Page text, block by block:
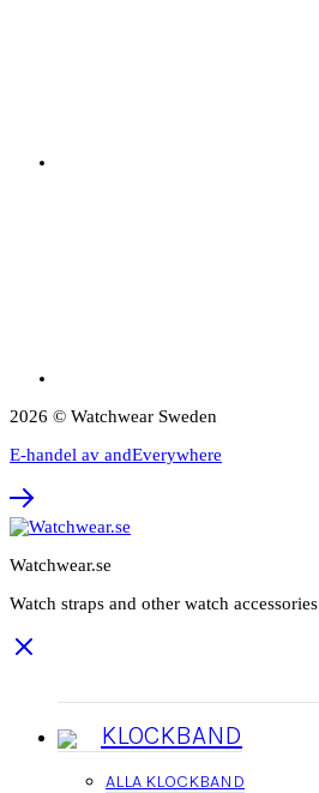
2026 © Watchwear Sweden
E-handel av andEverywhere
Watchwear.se
Watch straps and other watch accessories
KLOCKBAND
ALLA KLOCKBAND